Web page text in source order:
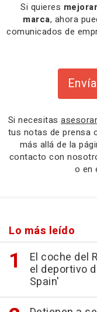
Si quieres
marca, ahora
comunicados de
Si necesitas
tus notas de prensa
más allá de la
contacto con
o en
Lo más leído
El coche del
el deportivo
Spain'